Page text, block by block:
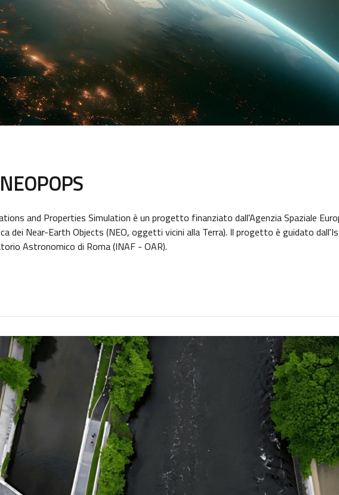
and Properties Simulation è un progetto finanziato dall'Agenzia Spaziale
dei Near-Earth Objects (NEO, oggetti vicini alla Terra). Il progetto è guidato
Astronomico di Roma (INAF - OAR).